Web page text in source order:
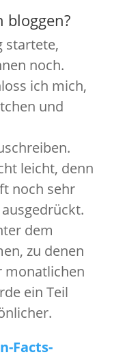
bloggen?
startete,
noch.
ich mich,
und
leicht, denn
noch sehr
dem
zu denen
monatlichen
ein Teil
Facts-